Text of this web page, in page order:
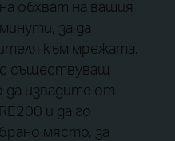
обхват на вашия
за да
към мрежата.
съществуващ
извадите от
и да го
място, за